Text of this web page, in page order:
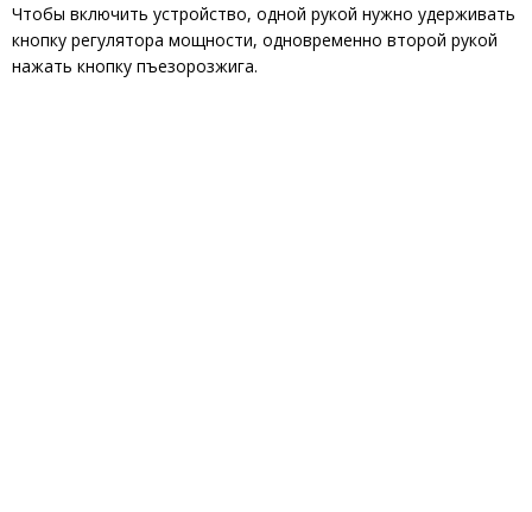
Чтобы включить устройство, одной рукой нужно удерживать
кнопку регулятора мощности, одновременно второй рукой
нажать кнопку пъезорозжига.